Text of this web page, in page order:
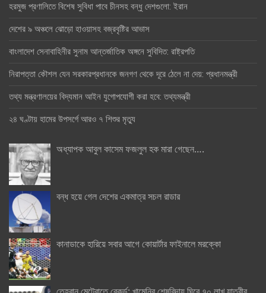
হরমুজ প্রণালিতে বিশেষ সুবিধা পাবে চীনসহ বন্ধু দেশগুলো: ইরান
দেশের ৯ অঞ্চলে ঝোড়ো হাওয়াসহ বজ্রবৃষ্টির আভাস
বাংলাদেশ সেনাবাহিনীর সুনাম আন্তর্জাতিক অঙ্গনে সুবিদিত: রাষ্ট্রপতি
নিরাপত্তা কৌশল যেন সরকারপ্রধানকে জনগণ থেকে দূরে ঠেলে না দেয়: প্রধানমন্ত্রী
তথ্য মন্ত্রণালয়ের বিদ্যমান আইন যুগোপযোগী করা হবে: তথ্যমন্ত্রী
২৪ ঘণ্টায় হামের উপসর্গে আরও ৭ শিশুর মৃত্যু
অধ্যাপক আবুল কাসেম ফজলুল হক মারা গেছেন….
বন্ধ হয়ে গেল দেশের একমাত্র সচল রাডার
কানাডাকে হারিয়ে সবার আগে কোয়ার্টার ফাইনালে মরক্কো